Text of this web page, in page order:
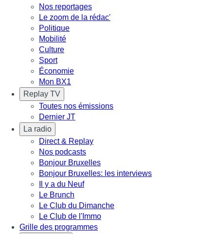
Nos reportages
Le zoom de la rédac'
Politique
Mobilité
Culture
Sport
Économie
Mon BX1
Replay TV
Toutes nos émissions
Dernier JT
La radio
Direct & Replay
Nos podcasts
Bonjour Bruxelles
Bonjour Bruxelles: les interviews
Il y a du Neuf
Le Brunch
Le Club du Dimanche
Le Club de l'Immo
Grille des programmes